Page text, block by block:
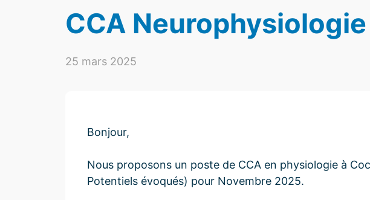
CCA
25 mars 2025
Bonjour,
Nous proposons un poste de CCA en physiologie à
Potentiels évoqués) pour Novembre 2025.